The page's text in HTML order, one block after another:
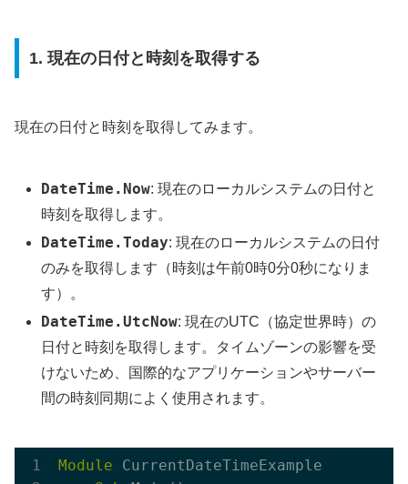
1. 現在の日付と時刻を取得する
現在の日付と時刻を取得してみます。
DateTime.Now: 現在のローカルシステムの日付と
時刻を取得します。
DateTime.Today: 現在のローカルシステムの日付
のみを取得します（時刻は午前0時0分0秒になりま
す）。
DateTime.UtcNow: 現在のUTC（協定世界時）の
日付と時刻を取得します。タイムゾーンの影響を受
けないため、国際的なアプリケーションやサーバー
間の時刻同期によく使用されます。
Module CurrentDateTimeExample